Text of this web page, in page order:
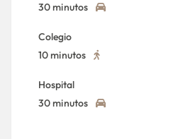
30 minutos
Colegio
10 minutos
Hospital
30 minutos